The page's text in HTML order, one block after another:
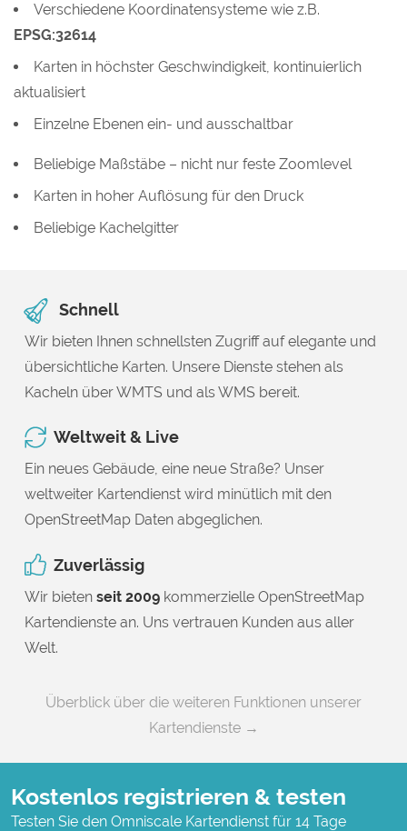
Verschiedene Koordinatensysteme wie z.B.
EPSG:32614
Karten in höchster Geschwindigkeit, kontinuierlich
aktualisiert
Einzelne Ebenen ein- und ausschaltbar
Beliebige Maßstäbe – nicht nur feste Zoomlevel
Karten in hoher Auflösung für den Druck
Beliebige Kachelgitter
Schnell
Wir bieten Ihnen schnellsten Zugriff auf elegante und
übersichtliche Karten. Unsere Dienste stehen als
Kacheln über WMTS und als WMS bereit.
Weltweit & Live
Ein neues Gebäude, eine neue Straße? Unser
weltweiter Kartendienst wird minütlich mit den
OpenStreetMap Daten abgeglichen.
Zuverlässig
Wir bieten seit 2009 kommerzielle OpenStreetMap
Kartendienste an. Uns vertrauen Kunden aus aller
Welt.
Überblick über die weiteren Funktionen unserer
Kartendienste →
Kostenlos registrieren & testen
Testen Sie den Omniscale Kartendienst für 14 Tage